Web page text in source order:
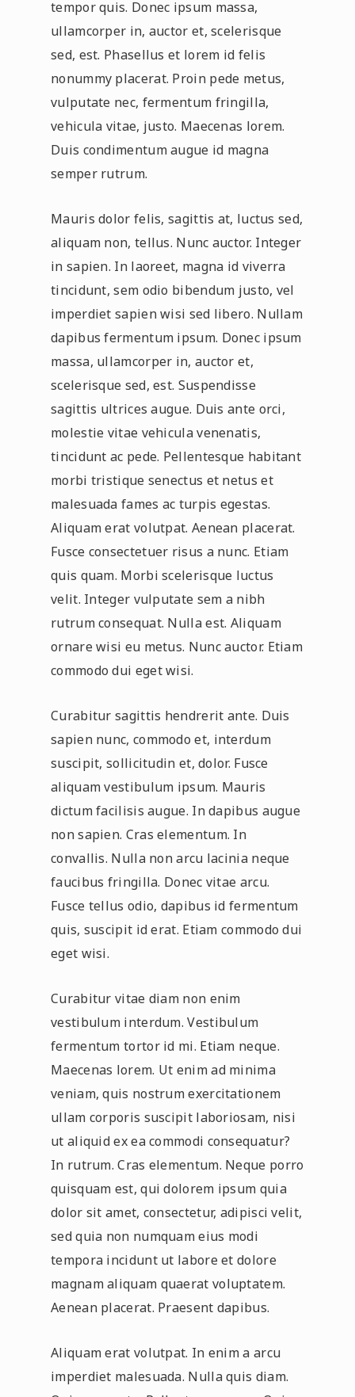
tempor quis. Donec ipsum massa,
ullamcorper in, auctor et, scelerisque
sed, est. Phasellus et lorem id felis
nonummy placerat. Proin pede metus,
vulputate nec, fermentum fringilla,
vehicula vitae, justo. Maecenas lorem.
Duis condimentum augue id magna
semper rutrum.
Mauris dolor felis, sagittis at, luctus sed,
aliquam non, tellus. Nunc auctor. Integer
in sapien. In laoreet, magna id viverra
tincidunt, sem odio bibendum justo, vel
imperdiet sapien wisi sed libero. Nullam
dapibus fermentum ipsum. Donec ipsum
massa, ullamcorper in, auctor et,
scelerisque sed, est. Suspendisse
sagittis ultrices augue. Duis ante orci,
molestie vitae vehicula venenatis,
tincidunt ac pede. Pellentesque habitant
morbi tristique senectus et netus et
malesuada fames ac turpis egestas.
Aliquam erat volutpat. Aenean placerat.
Fusce consectetuer risus a nunc. Etiam
quis quam. Morbi scelerisque luctus
velit. Integer vulputate sem a nibh
rutrum consequat. Nulla est. Aliquam
ornare wisi eu metus. Nunc auctor. Etiam
commodo dui eget wisi.
Curabitur sagittis hendrerit ante. Duis
sapien nunc, commodo et, interdum
suscipit, sollicitudin et, dolor. Fusce
aliquam vestibulum ipsum. Mauris
dictum facilisis augue. In dapibus augue
non sapien. Cras elementum. In
convallis. Nulla non arcu lacinia neque
faucibus fringilla. Donec vitae arcu.
Fusce tellus odio, dapibus id fermentum
quis, suscipit id erat. Etiam commodo dui
eget wisi.
Curabitur vitae diam non enim
vestibulum interdum. Vestibulum
fermentum tortor id mi. Etiam neque.
Maecenas lorem. Ut enim ad minima
veniam, quis nostrum exercitationem
ullam corporis suscipit laboriosam, nisi
ut aliquid ex ea commodi consequatur?
In rutrum. Cras elementum. Neque porro
quisquam est, qui dolorem ipsum quia
dolor sit amet, consectetur, adipisci velit,
sed quia non numquam eius modi
tempora incidunt ut labore et dolore
magnam aliquam quaerat voluptatem.
Aenean placerat. Praesent dapibus.
Aliquam erat volutpat. In enim a arcu
imperdiet malesuada. Nulla quis diam.